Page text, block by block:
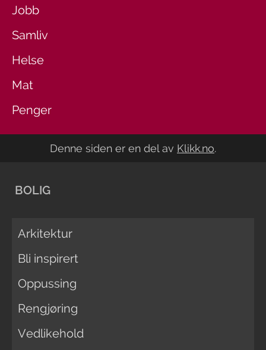
Jobb
Samliv
Helse
Mat
Penger
Denne siden er en del av Klikk.no.
BOLIG
Arkitektur
Bli inspirert
Oppussing
Rengjøring
Vedlikehold